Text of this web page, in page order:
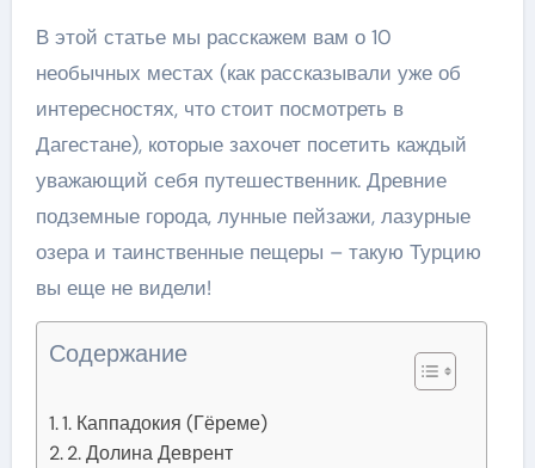
В этой статье мы расскажем вам о 10
необычных местах (как рассказывали уже об
интересностях, что стоит посмотреть в
Дагестане), которые захочет посетить каждый
уважающий себя путешественник. Древние
подземные города, лунные пейзажи, лазурные
озера и таинственные пещеры – такую Турцию
вы еще не видели!
Содержание
1. Каппадокия (Гёреме)
2. Долина Деврент